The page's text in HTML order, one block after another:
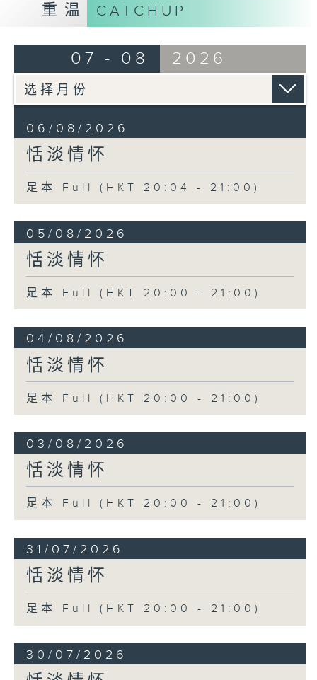
重温 CATCHUP
07 - 08 2026
06/08/2026
恬淡情怀
足本 Full (HKT 20:04 - 21:00)
05/08/2026
恬淡情怀
足本 Full (HKT 20:00 - 21:00)
04/08/2026
恬淡情怀
足本 Full (HKT 20:00 - 21:00)
03/08/2026
恬淡情怀
足本 Full (HKT 20:00 - 21:00)
31/07/2026
恬淡情怀
足本 Full (HKT 20:00 - 21:00)
30/07/2026